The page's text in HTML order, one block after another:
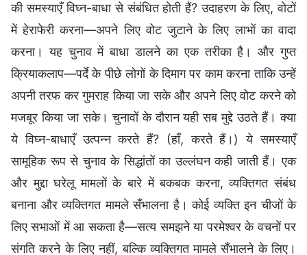
की समस्याएँ विघ्न-बाधा से संबंधित होती हैं? उदाहरण के लिए, वोटों
में हेराफेरी करना—अपने लिए वोट जुटाने के लिए लाभों का वादा
करना। यह चुनाव में बाधा डालने का एक तरीका है। और गुप्त
क्रियाकलाप—पर्दे के पीछे लोगों के दिमाग पर काम करना ताकि उन्हें
अपनी तरफ कर गुमराह किया जा सके और अपने लिए वोट करने को
मजबूर किया जा सके। चुनावों के दौरान यही सब मुद्दे उठते हैं। क्या
ये विघ्न-बाधाएँ उत्पन्न करते हैं? (हाँ, करते हैं।) ये समस्याएँ
सामूहिक रूप से चुनाव के सिद्धांतों का उल्लंघन कही जाती हैं। एक
और मुद्दा घरेलू मामलों के बारे में बकबक करना, व्यक्तिगत संबंध
बनाना और व्यक्तिगत मामले सँभालना है। कोई व्यक्ति इन चीजों के
लिए सभाओं में आ सकता है—सत्य समझने या परमेश्वर के वचनों पर
संगति करने के लिए नहीं, बल्कि व्यक्तिगत मामले सँभालने के लिए।